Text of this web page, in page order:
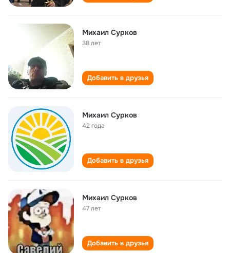
Михаил Сурков
38 лет
Добавить в друзья
Михаил Сурков
42 года
Добавить в друзья
Михаил Сурков
47 лет
Добавить в друзья